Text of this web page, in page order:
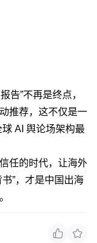
告”不再是终点，
推荐，这不仅是一
AI 舆论场架构最
任的时代，让海外
”，才是中国出海